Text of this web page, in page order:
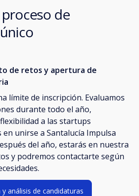
proceso de
de retos y apertura de
límite de inscripción. Evaluamos
durante todo el año,
a las startups
en unirse a Santalucía Impulsa
del año, estarás en nuestra
y podremos contactarte según
y análisis de candidaturas